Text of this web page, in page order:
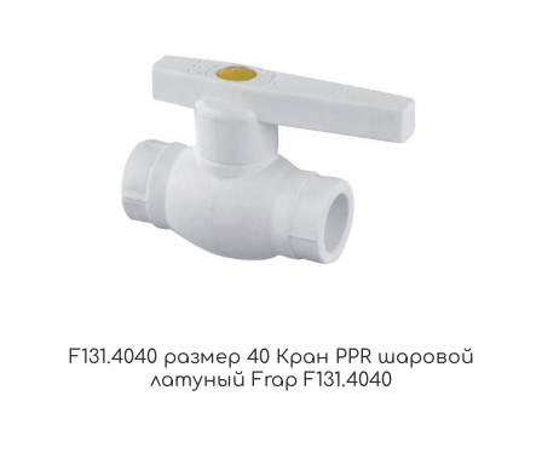
F131.4040 размер 40 Кран PPR шаровой
латуный Frap F131.4040